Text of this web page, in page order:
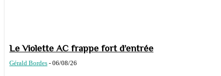
Le Violette AC frappe fort d’entrée
Gérald Bordes - 06/08/26